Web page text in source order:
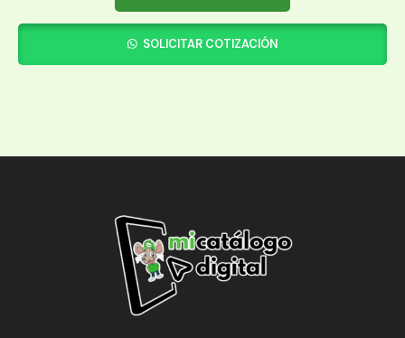
SOLICITAR COTIZACIÓN